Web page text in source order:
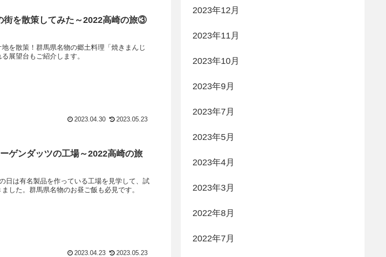
街を散策してみた～2022高崎の旅③
を散策！群馬県名物の郷土料理「焼きまんじ
展望台もご紹介します。
2023.04.30 2023.05.23
ゲンダッツの工場～2022高崎の旅
日は有名製品を作っている工場を見学して、試
した。群馬県名物のお昼ご飯も必見です。
2023.04.23 2023.05.23
2023年12月
2023年11月
2023年10月
2023年9月
2023年7月
2023年5月
2023年4月
2023年3月
2022年8月
2022年7月